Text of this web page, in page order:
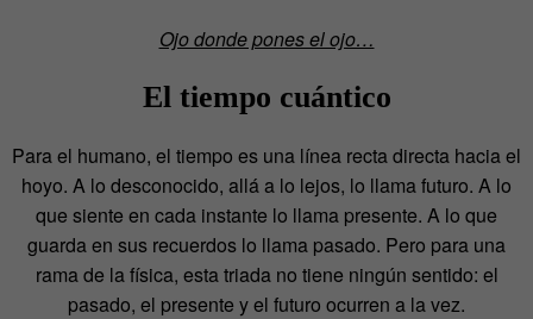
Ojo donde pones el ojo…
El tiempo cuántico
Para el humano, el tiempo es una línea recta directa hacia el
hoyo. A lo desconocido, allá a lo lejos, lo llama futuro. A lo
que siente en cada instante lo llama presente. A lo que
guarda en sus recuerdos lo llama pasado. Pero para una
rama de la física, esta triada no tiene ningún sentido: el
pasado, el presente y el futuro ocurren a la vez.